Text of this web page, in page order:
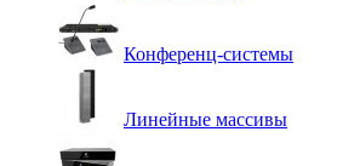
Конференц-системы
Линейные массивы